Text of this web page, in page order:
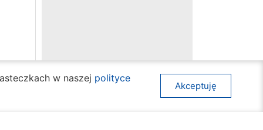
w naszej polityce
Akceptuję